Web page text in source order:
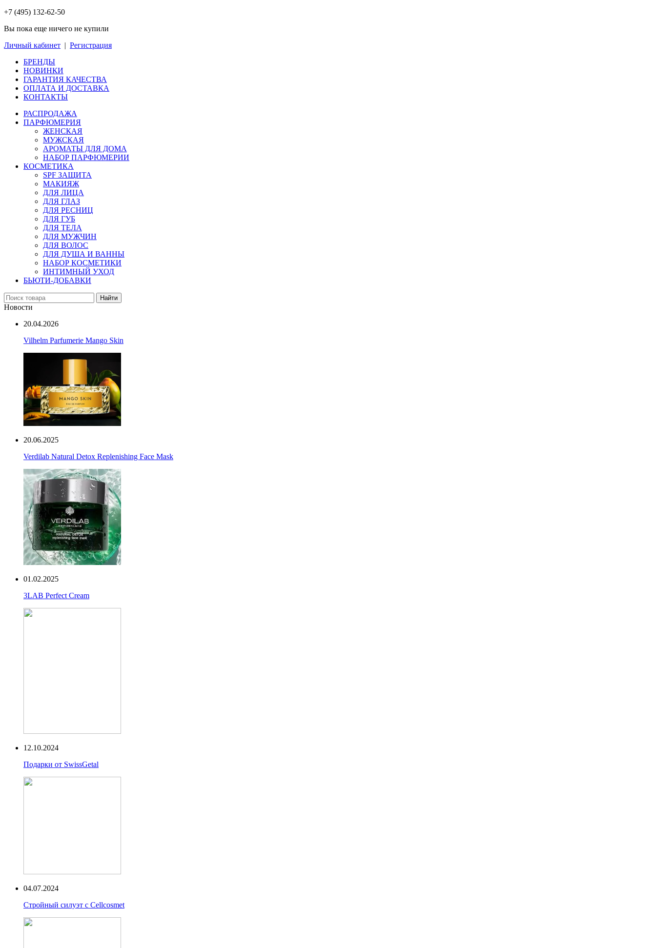
+7 (495) 132-62-50
Вы пока еще ничего не купили
Личный кабинет | Регистрация
БРЕНДЫ
НОВИНКИ
ГАРАНТИЯ КАЧЕСТВА
ОПЛАТА И ДОСТАВКА
КОНТАКТЫ
РАСПРОДАЖА
ПАРФЮМЕРИЯ
ЖЕНСКАЯ
МУЖСКАЯ
АРОМАТЫ ДЛЯ ДОМА
НАБОР ПАРФЮМЕРИИ
КОСМЕТИКА
SPF ЗАЩИТА
МАКИЯЖ
ДЛЯ ЛИЦА
ДЛЯ ГЛАЗ
ДЛЯ РЕСНИЦ
ДЛЯ ГУБ
ДЛЯ ТЕЛА
ДЛЯ МУЖЧИН
ДЛЯ ВОЛОС
ДЛЯ ДУША И ВАННЫ
НАБОР КОСМЕТИКИ
ИНТИМНЫЙ УХОД
БЬЮТИ-ДОБАВКИ
Найти
Новости
20.04.2026
Vilhelm Parfumerie Mango Skin
20.06.2025
Verdilab Natural Detox Replenishing Face Mask
01.02.2025
3LAB Perfect Cream
12.10.2024
Подарки от SwissGetal
04.07.2024
Стройный силуэт с Cellcosmet